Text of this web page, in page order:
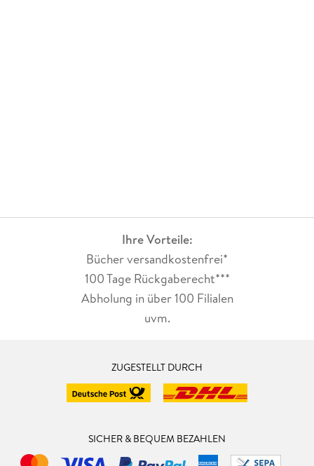
Ihre Vorteile:
Bücher versandkostenfrei*
100 Tage Rückgaberecht***
Abholung in über 100 Filialen
uvm.
ZUGESTELLT DURCH
SICHER & BEQUEM BEZAHLEN